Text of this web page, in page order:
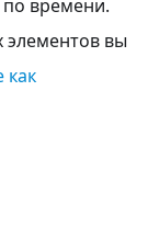
времени.
элементов вы
как